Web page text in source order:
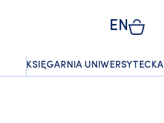
EN
KSIĘGARNIA UNIWERSYTECKA